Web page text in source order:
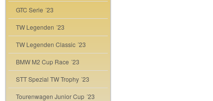
GTC Serie ´23
TW Legenden ´23
TW Legenden Classic ´23
BMW M2 Cup Race ´23
STT Spezial TW Trophy ´23
Tourenwagen Junior Cup ´23